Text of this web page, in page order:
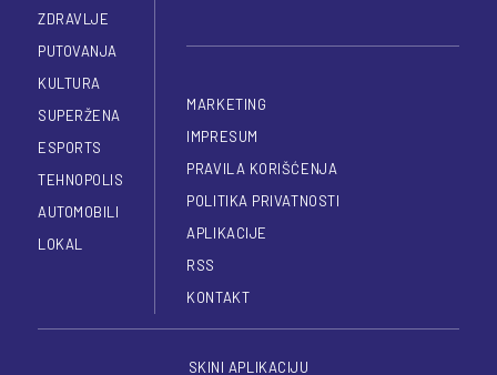
ZDRAVLJE
PUTOVANJA
KULTURA
SUPERŽENA
ESPORTS
TEHNOPOLIS
AUTOMOBILI
LOKAL
MARKETING
IMPRESUM
PRAVILA KORIŠĆENJA
POLITIKA PRIVATNOSTI
APLIKACIJE
RSS
KONTAKT
SKINI APLIKACIJU